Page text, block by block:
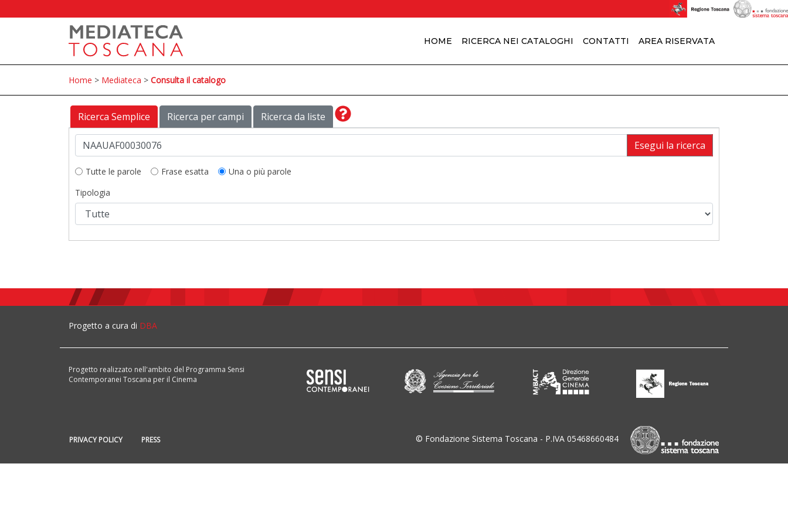
HOME RICERCA NEI CATALOGHI CONTATTI AREA RISERVATA
Home > Mediateca > Consulta il catalogo
Ricerca Semplice Ricerca per campi Ricerca da liste
Esegui la ricerca
Tutte le parole Frase esatta
Una o più parole
Tipologia
Progetto a cura di DBA
Progetto realizzato nell'ambito del Programma Sensi
Contemporanei Toscana per il Cinema
PRIVACY POLICY PRESS © Fondazione Sistema Toscana - P.IVA 05468660484